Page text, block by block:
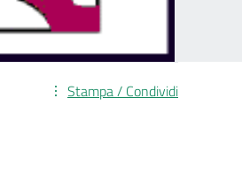
Stampa / Condividi